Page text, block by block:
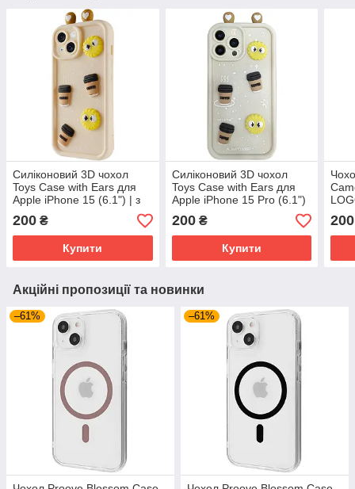
Силіконовий 3D чохол
Toys Case with Ears для
Apple iPhone 15 (6.1") | з
вушками Sand
200 ₴
Купити
Силіконовий 3D чохол
Toys Case with Ears для
Apple iPhone 15 Pro (6.1")
| з вушками Sand
200₴
Купити
15
200
Акційні пропозиції та новинки
–61% –61%